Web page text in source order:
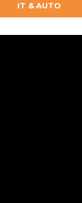
IT & AUTO